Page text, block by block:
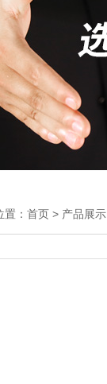
： 首页 > 产品展示